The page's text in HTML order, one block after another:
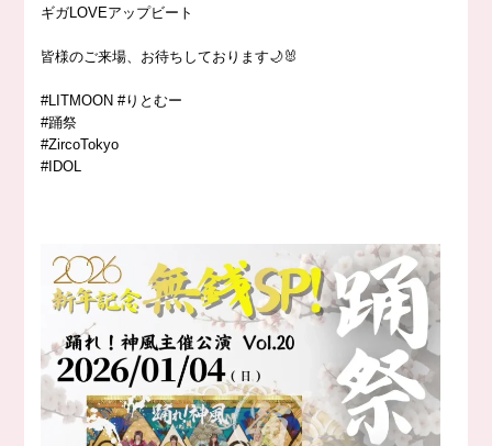
ギガLOVEアップビート
皆様のご来場、お待ちしております🌙🐰
#LITMOON #りとむー
#踊祭
#ZircoTokyo
#IDOL